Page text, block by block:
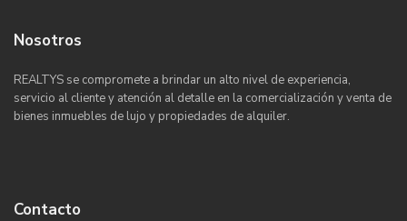
Nosotros
REALTYS se compromete a brindar un alto nivel de experiencia,
servicio al cliente y atención al detalle en la comercialización y venta de
bienes inmuebles de lujo y propiedades de alquiler.
Contacto